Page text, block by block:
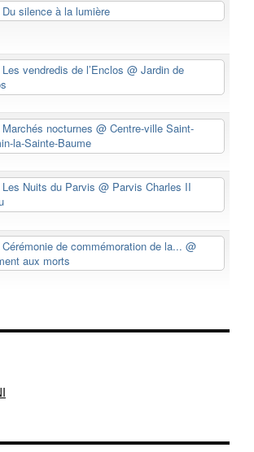
Du silence à la lumière
Les vendredis de l’Enclos @ Jardin de
Marchés nocturnes @ Centre-ville Saint-
la-Sainte-Baume
Les Nuits du Parvis @ Parvis Charles II
Cérémonie de commémoration de la... @
aux morts